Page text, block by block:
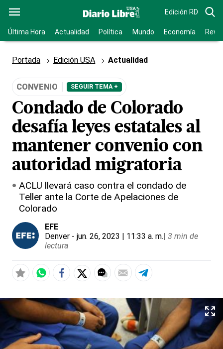
Edición RD
Última Hora Actualidad Política Mundo Economía
Portada Edición USA Actualidad
CONVENIO SEGUIR TEMA +
Condado de Colorado
desafía leyes estatales al
mantener convenio con
autoridad migratoria
ACLU llevará caso contra el condado de
Teller ante la Corte de Apelaciones de
Colorado
EFE
Denver - jun. 26, 2023 | 11:33 a. m.| 3 min de
lectura